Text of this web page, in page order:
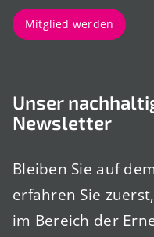
Mitglied werden
Unser
Newsletter
Bleiben Sie auf
erfahren Sie
im Bereich der